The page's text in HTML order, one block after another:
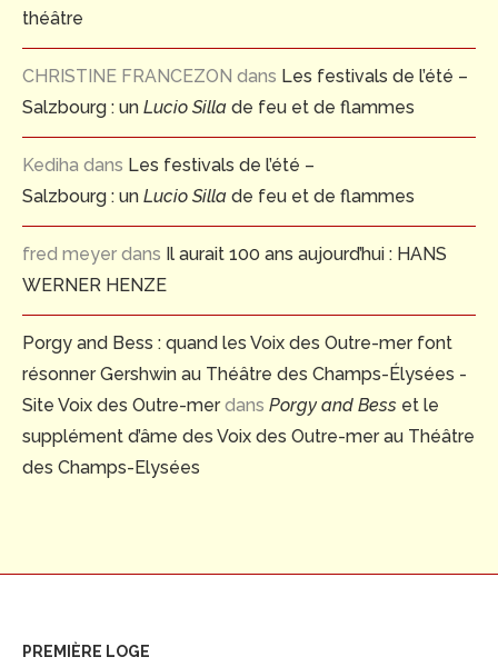
théâtre
CHRISTINE FRANCEZON dans Les festivals de l’été –
Salzbourg : un Lucio Silla de feu et de flammes
Kediha dans Les festivals de l’été –
Salzbourg : un Lucio Silla de feu et de flammes
fred meyer dans Il aurait 100 ans aujourd’hui : HANS
WERNER HENZE
Porgy and Bess : quand les Voix des Outre-mer font
résonner Gershwin au Théâtre des Champs-Élysées -
Site Voix des Outre-merdans Porgy and Bess et le
supplément d’âme des Voix des Outre-mer au Théâtre
des Champs-Elysées
PREMIÈRE LOGE